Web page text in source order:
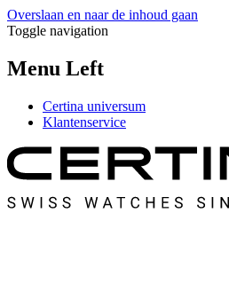
Overslaan en naar de inhoud gaan
Toggle navigation
Menu Left
Certina universum
Klantenservice